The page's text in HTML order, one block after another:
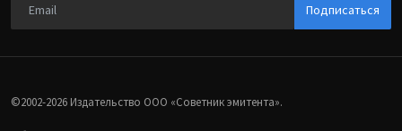
Подписаться
©2002-2026 Издательство ООО «‎Советник эмитента».